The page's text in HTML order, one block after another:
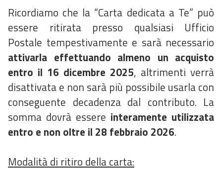
Ricordiamo che la “Carta dedicata a Te” può
essere ritirata presso qualsiasi Ufficio
Postale tempestivamente e sarà necessario
attivarla effettuando almeno un acquisto
entro il 16 dicembre 2025, altrimenti verrà
disattivata e non sarà più possibile usarla con
conseguente decadenza dal contributo. La
somma dovrà essere interamente utilizzata
entro e non oltre il 28 febbraio 2026.
Modalità di ritiro della carta: